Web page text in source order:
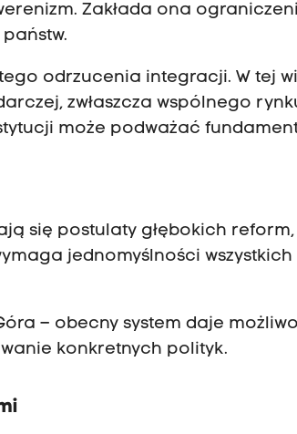
Zakłada ona
odrzucenia integracji. W tej
zwłaszcza wspólnego
może podważać
się postulaty głębokich
jednomyślności wszystkich
– obecny system daje
konkretnych polityk.